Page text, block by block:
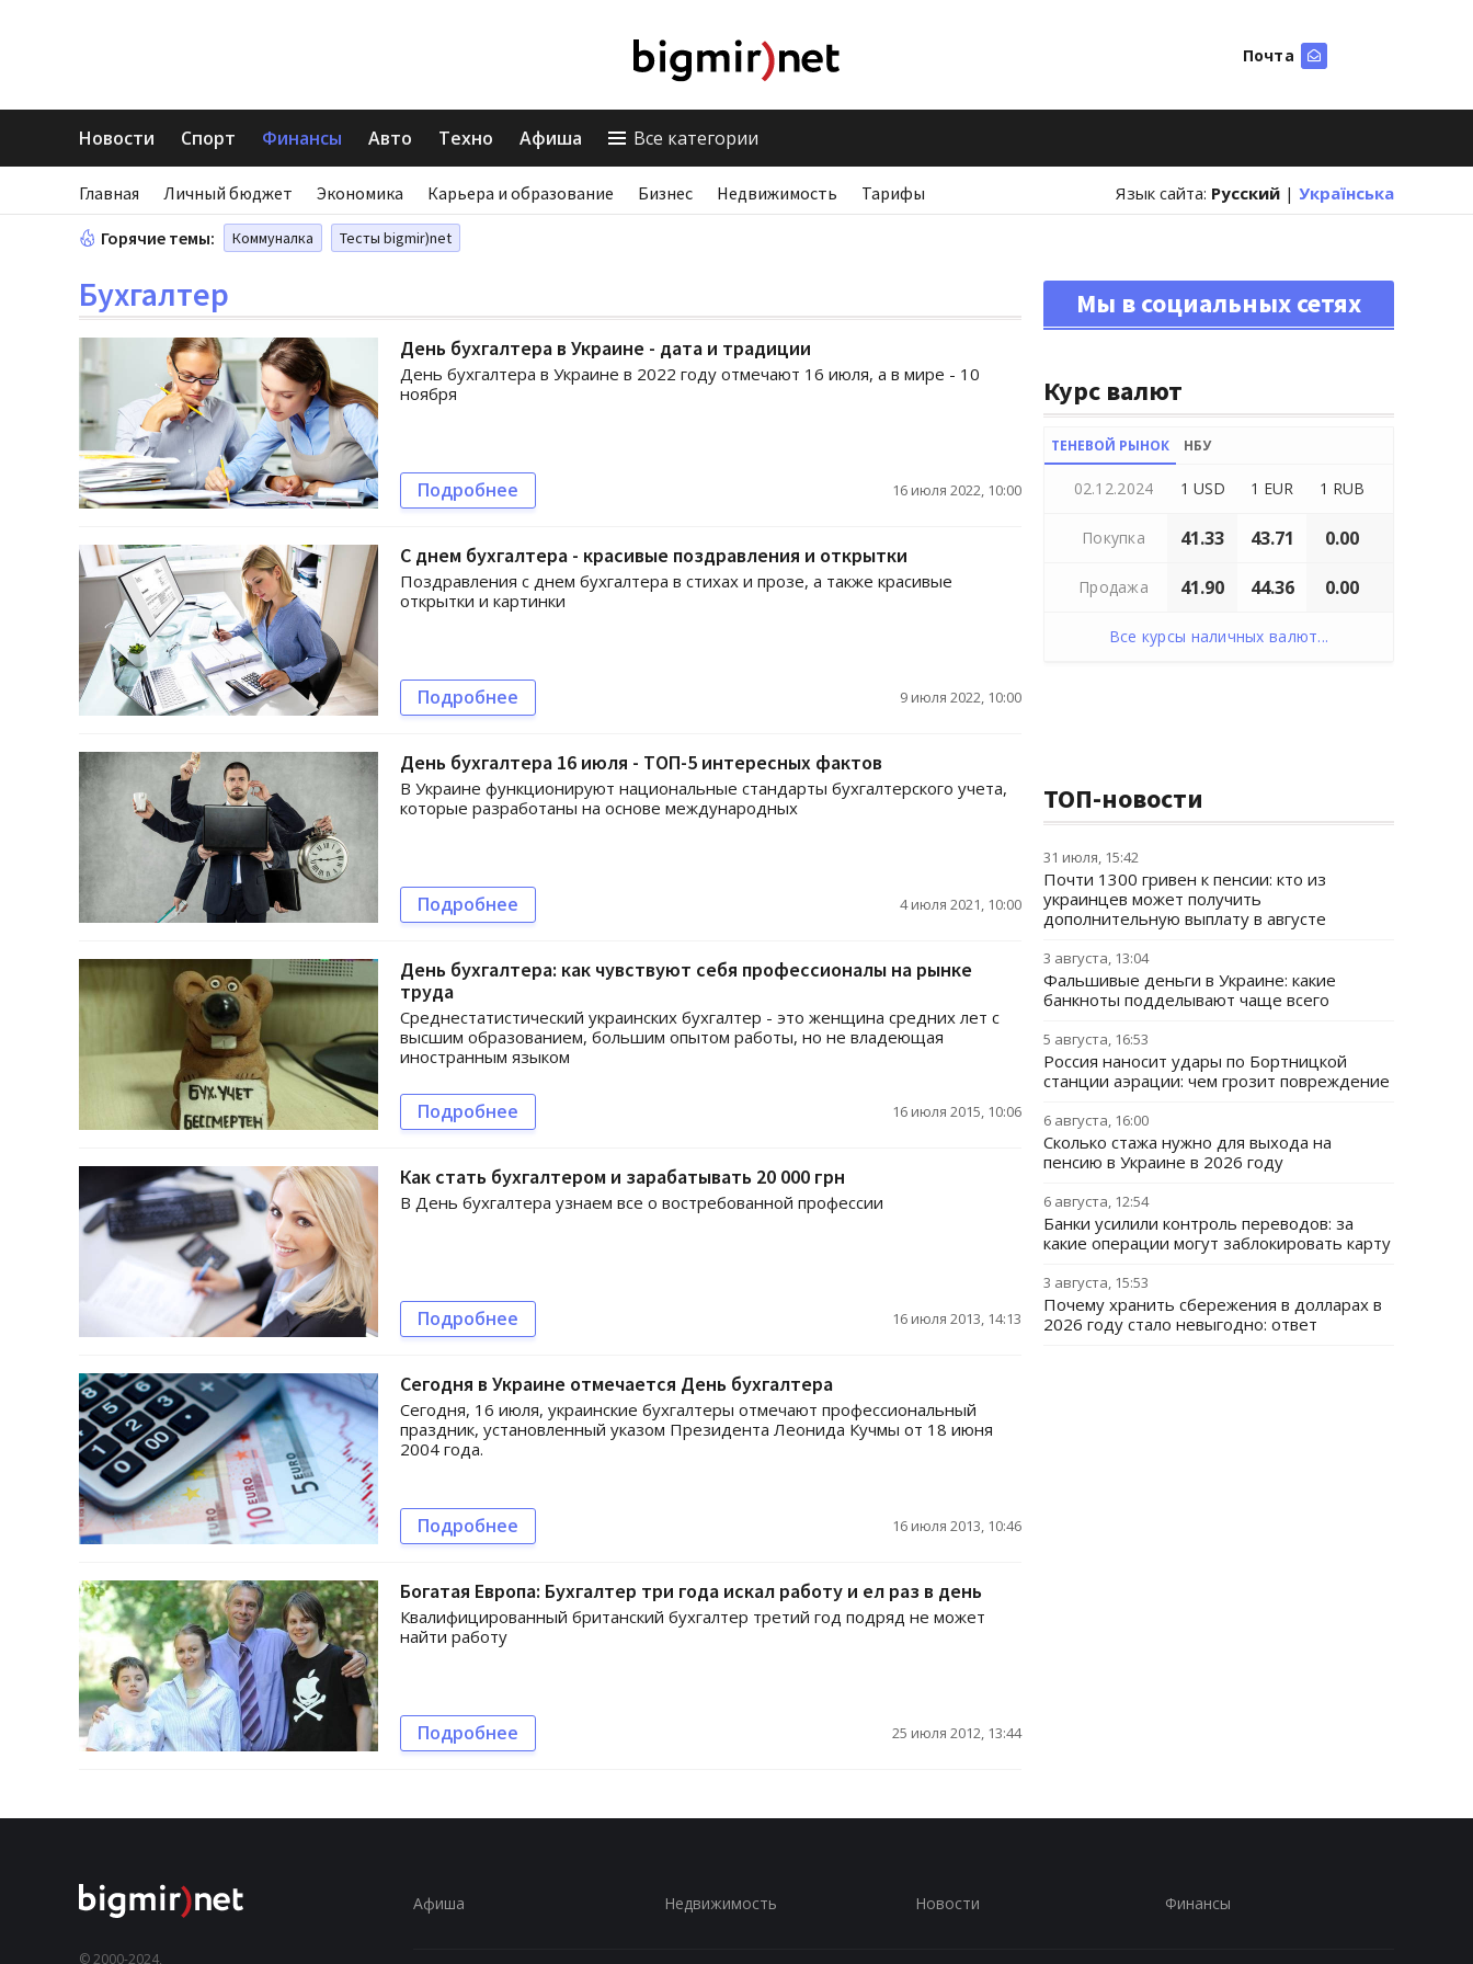
Почта
Новости Спорт Финансы Авто Техно Афиша Все категории
Главная Личный бюджет Экономика Карьера и образование Бизнес Недвижимость Тарифы Язык сайта: Русский | Українська
Горячие темы: Коммуналка Тесты bigmir)net
Бухгалтер
День бухгалтера в Украине - дата и традиции
День бухгалтера в Украине в 2022 году отмечают 16 июля, а в мире - 10
ноября
Подробнее 16 июля 2022, 10:00
С днем бухгалтера - красивые поздравления и открытки
Поздравления с днем бухгалтера в стихах и прозе, а также красивые
открытки и картинки
Подробнее 9 июля 2022, 10:00
День бухгалтера 16 июля - ТОП-5 интересных фактов
В Украине функционируют национальные стандарты бухгалтерского учета,
которые разработаны на основе международных
Подробнее 4 июля 2021, 10:00
День бухгалтера: как чувствуют себя профессионалы на рынке
труда
Среднестатистический украинских бухгалтер - это женщина средних лет с
высшим образованием, большим опытом работы, но не владеющая
иностранным языком
Подробнее 16 июля 2015, 10:06
Как стать бухгалтером и зарабатывать 20 000 грн
В День бухгалтера узнаем все о востребованной профессии
Подробнее 16 июля 2013, 14:13
Сегодня в Украине отмечается День бухгалтера
Сегодня, 16 июля, украинские бухгалтеры отмечают профессиональный
праздник, установленный указом Президента Леонида Кучмы от 18 июня
2004 года.
Подробнее 16 июля 2013, 10:46
Богатая Европа: Бухгалтер три года искал работу и ел раз в день
Квалифицированный британский бухгалтер третий год подряд не может
найти работу
Подробнее 25 июля 2012, 13:44
Мы в социальных сетях
Курс валют
ТЕНЕВОЙ РЫНОК НБУ
02.12.2024 1 USD 1 EUR 1 RUB
Покупка 41.33 43.71 0.00
Продажа 41.90 44.36 0.00
Все курсы наличных валют...
ТОП-новости
31 июля, 15:42
Почти 1300 гривен к пенсии: кто из
украинцев может получить
дополнительную выплату в августе
3 августа, 13:04
Фальшивые деньги в Украине: какие
банкноты подделывают чаще всего
5 августа, 16:53
Россия наносит удары по Бортницкой
станции аэрации: чем грозит повреждение
6 августа, 16:00
Сколько стажа нужно для выхода на
пенсию в Украине в 2026 году
6 августа, 12:54
Банки усилили контроль переводов: за
какие операции могут заблокировать карту
3 августа, 15:53
Почему хранить сбережения в долларах в
2026 году стало невыгодно: ответ
© 2000-2024,
Афиша Недвижимость Новости Финансы